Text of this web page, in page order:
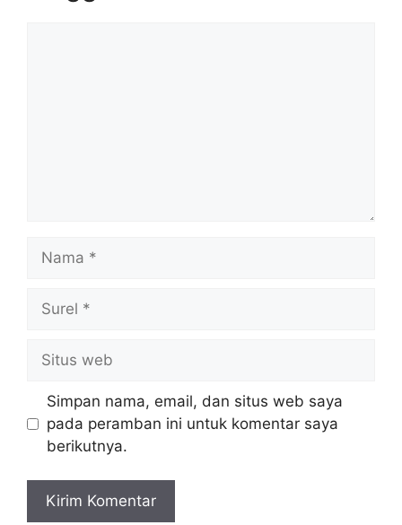
web
Simpan nama, email, dan situs web saya
pada peramban ini untuk komentar saya
berikutnya.